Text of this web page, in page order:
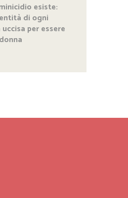
esiste:
di ogni
per essere